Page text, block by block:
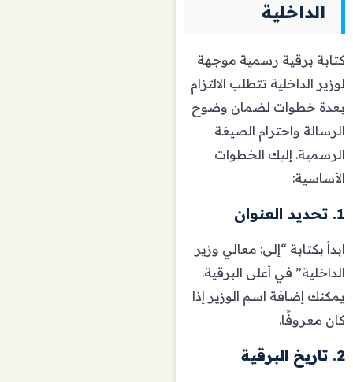
الداخلية
كتابة برقية رسمية موجهة
لوزير الداخلية تتطلب الالتزام
بعدة خطوات لضمان وضوح
الرسالة واحترام الصيغة
الرسمية. إليك الخطوات
الأساسية:
1. تحديد العنوان
ابدأ بكتابة “إلى: معالي وزير
الداخلية” في أعلى البرقية.
يمكنك إضافة اسم الوزير إذا
كان معروفًا.
2. تاريخ البرقية